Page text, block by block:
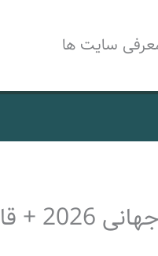
سایت ها
آسیا